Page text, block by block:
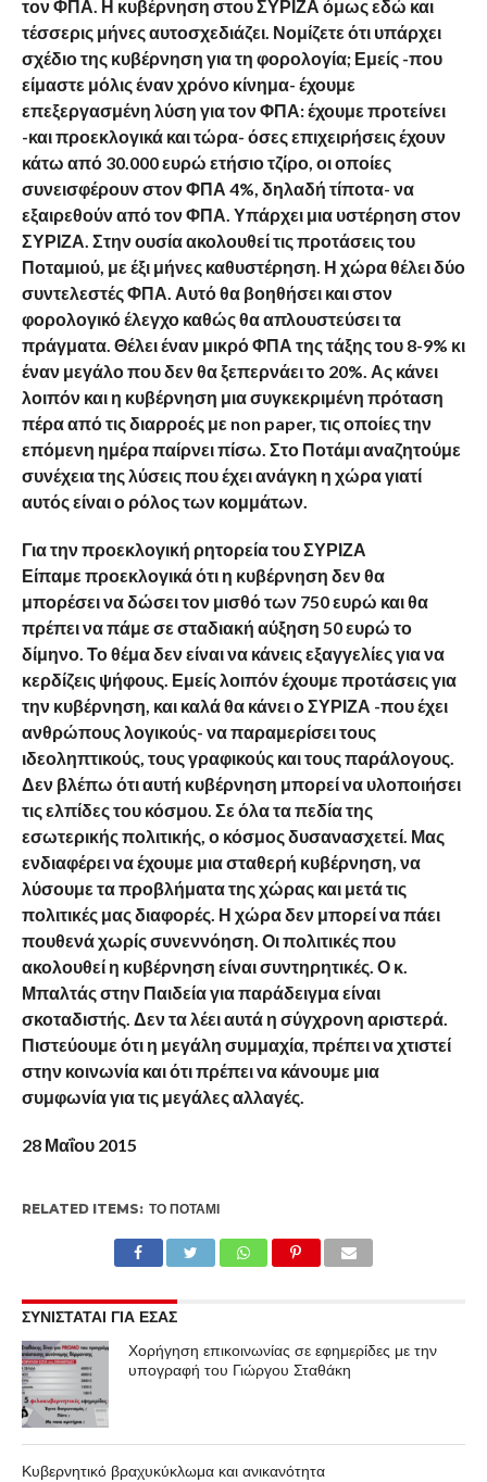
τον ΦΠΑ. Η κυβέρνηση στου ΣΥΡΙΖΑ όμως εδώ και
τέσσερις μήνες αυτοσχεδιάζει. Νομίζετε ότι υπάρχει
σχέδιο της κυβέρνηση για τη φορολογία; Εμείς -που
είμαστε μόλις έναν χρόνο κίνημα- έχουμε
επεξεργασμένη λύση για τον ΦΠΑ: έχουμε προτείνει
-και προεκλογικά και τώρα- όσες επιχειρήσεις έχουν
κάτω από 30.000 ευρώ ετήσιο τζίρο, οι οποίες
συνεισφέρουν στον ΦΠΑ 4%, δηλαδή τίποτα- να
εξαιρεθούν από τον ΦΠΑ. Υπάρχει μια υστέρηση στον
ΣΥΡΙΖΑ. Στην ουσία ακολουθεί τις προτάσεις του
Ποταμιού, με έξι μήνες καθυστέρηση. Η χώρα θέλει δύο
συντελεστές ΦΠΑ. Αυτό θα βοηθήσει και στον
φορολογικό έλεγχο καθώς θα απλουστεύσει τα
πράγματα. Θέλει έναν μικρό ΦΠΑ της τάξης του 8-9% κι
έναν μεγάλο που δεν θα ξεπερνάει το 20%. Ας κάνει
λοιπόν και η κυβέρνηση μια συγκεκριμένη πρόταση
πέρα από τις διαρροές με non paper, τις οποίες την
επόμενη ημέρα παίρνει πίσω. Στο Ποτάμι αναζητούμε
συνέχεια της λύσεις που έχει ανάγκη η χώρα γιατί
αυτός είναι ο ρόλος των κομμάτων.
Για την προεκλογική ρητορεία του ΣΥΡΙΖΑ
Είπαμε προεκλογικά ότι η κυβέρνηση δεν θα
μπορέσει να δώσει τον μισθό των 750 ευρώ και θα
πρέπει να πάμε σε σταδιακή αύξηση 50 ευρώ το
δίμηνο. Το θέμα δεν είναι να κάνεις εξαγγελίες για να
κερδίζεις ψήφους. Εμείς λοιπόν έχουμε προτάσεις για
την κυβέρνηση, και καλά θα κάνει ο ΣΥΡΙΖΑ -που έχει
ανθρώπους λογικούς- να παραμερίσει τους
ιδεοληπτικούς, τους γραφικούς και τους παράλογους.
Δεν βλέπω ότι αυτή κυβέρνηση μπορεί να υλοποιήσει
τις ελπίδες του κόσμου. Σε όλα τα πεδία της
εσωτερικής πολιτικής, ο κόσμος δυσανασχετεί. Μας
ενδιαφέρει να έχουμε μια σταθερή κυβέρνηση, να
λύσουμε τα προβλήματα της χώρας και μετά τις
πολιτικές μας διαφορές. Η χώρα δεν μπορεί να πάει
πουθενά χωρίς συνεννόηση. Οι πολιτικές που
ακολουθεί η κυβέρνηση είναι συντηρητικές. Ο κ.
Μπαλτάς στην Παιδεία για παράδειγμα είναι
σκοταδιστής. Δεν τα λέει αυτά η σύγχρονη αριστερά.
Πιστεύουμε ότι η μεγάλη συμμαχία, πρέπει να χτιστεί
στην κοινωνία και ότι πρέπει να κάνουμε μια
συμφωνία για τις μεγάλες αλλαγές.
28 Μαΐου 2015
RELATED ITEMS: ΤΟ ΠΟΤΆΜΙ
ΣΥΝΙΣΤΑΤΑΙ ΓΙΑ ΕΣΑΣ
Χορήγηση επικοινωνίας σε εφημερίδες με την
υπογραφή του Γιώργου Σταθάκη
Κυβερνητικό βραχυκύκλωμα και ανικανότητα